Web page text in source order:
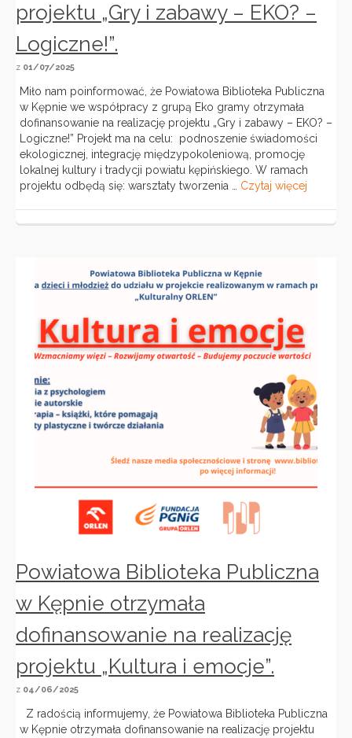
projektu „Gry i zabawy – EKO? –
Logiczne!”.
z 01/07/2025
Miło nam poinformować, że Powiatowa Biblioteka Publiczna
w Kępnie we współpracy z grupą Eko gramy otrzymała
dofinansowanie na realizację projektu „Gry i zabawy – EKO? –
Logiczne!” Projekt ma na celu: podnoszenie świadomości
ekologicznej, integrację międzypokoleniową, promocję
lokalnej kultury i tradycji powiatu kępińskiego. W ramach
projektu odbędą się: warsztaty tworzenia … Czytaj więcej
Powiatowa Biblioteka Publiczna
w Kępnie otrzymała
dofinansowanie na realizację
projektu „Kultura i emocje”.
z 04/06/2025
Z radością informujemy, że Powiatowa Biblioteka Publiczna
w Kępnie otrzymała dofinansowanie na realizację projektu